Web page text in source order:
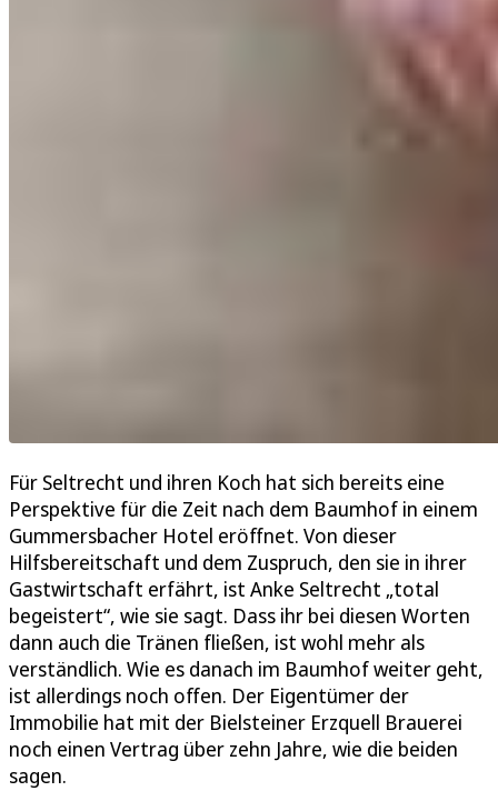
Für Seltrecht und ihren Koch hat sich bereits eine
Perspektive für die Zeit nach dem Baumhof in einem
Gummersbacher Hotel eröffnet. Von dieser
Hilfsbereitschaft und dem Zuspruch, den sie in ihrer
Gastwirtschaft erfährt, ist Anke Seltrecht „total
begeistert“, wie sie sagt. Dass ihr bei diesen Worten
dann auch die Tränen fließen, ist wohl mehr als
verständlich. Wie es danach im Baumhof weiter geht,
ist allerdings noch offen. Der Eigentümer der
Immobilie hat mit der Bielsteiner Erzquell Brauerei
noch einen Vertrag über zehn Jahre, wie die beiden
sagen.